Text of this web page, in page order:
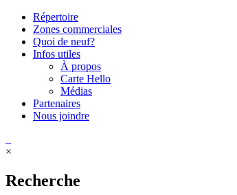
Répertoire
Zones commerciales
Quoi de neuf?
Infos utiles
À propos
Carte Hello
Médias
Partenaires
Nous joindre
×
Recherche